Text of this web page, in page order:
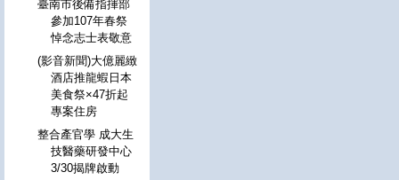
臺南市後備指揮部
參加107年春祭
悼念志士表敬意
(影音新聞)大億麗緻
酒店推龍蝦日本
美食祭×47折起
專案住房
整合產官學 成大生
技醫藥研發中心
3/30揭牌啟動